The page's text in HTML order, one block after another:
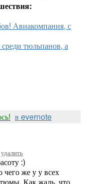
Авиакомпания, с
среди тюльпанов, а
в evernote
удалить
:)
же у у всех